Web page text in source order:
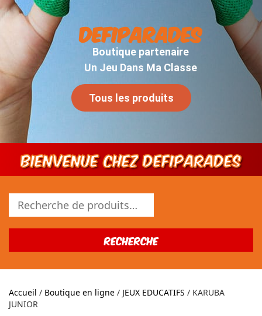
DEFIPARADES
Boutique partenaire
Un Jeu Dans Ma Classe
Tous les produits
Bienvenue chez DEFIPARADES
pour :
Recherche
Accueil / Boutique en ligne / JEUX EDUCATIFS / KARUBA
JUNIOR